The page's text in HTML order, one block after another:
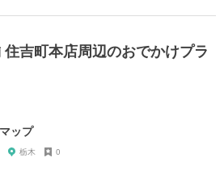
住吉町本店周辺のおでかけプラ
ップ
栃木 0